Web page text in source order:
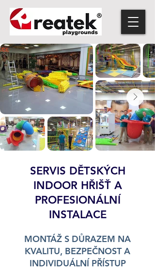
SERVIS DĚTSKÝCH
INDOOR HŘIŠŤ A
PROFESIONÁLNÍ
INSTALACE
MONTÁŽ S DŮRAZEM NA
KVALITU, BEZPEČNOST A
INDIVIDUÁLNÍ PŘÍSTUP